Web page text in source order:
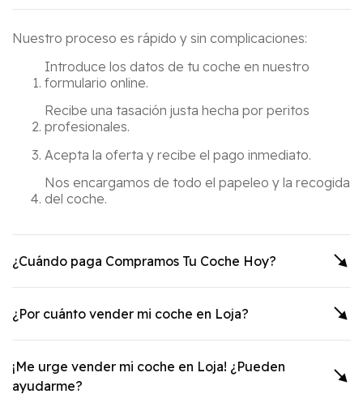
Nuestro proceso es rápido y sin complicaciones:
Introduce los datos de tu coche en nuestro
formulario online.
Recibe una tasación justa hecha por peritos
profesionales.
Acepta la oferta y recibe el pago inmediato.
Nos encargamos de todo el papeleo y la recogida
del coche.
¿Cuándo paga Compramos Tu Coche Hoy?
¿Por cuánto vender mi coche en Loja?
¡Me urge vender mi coche en Loja! ¿Pueden
ayudarme?